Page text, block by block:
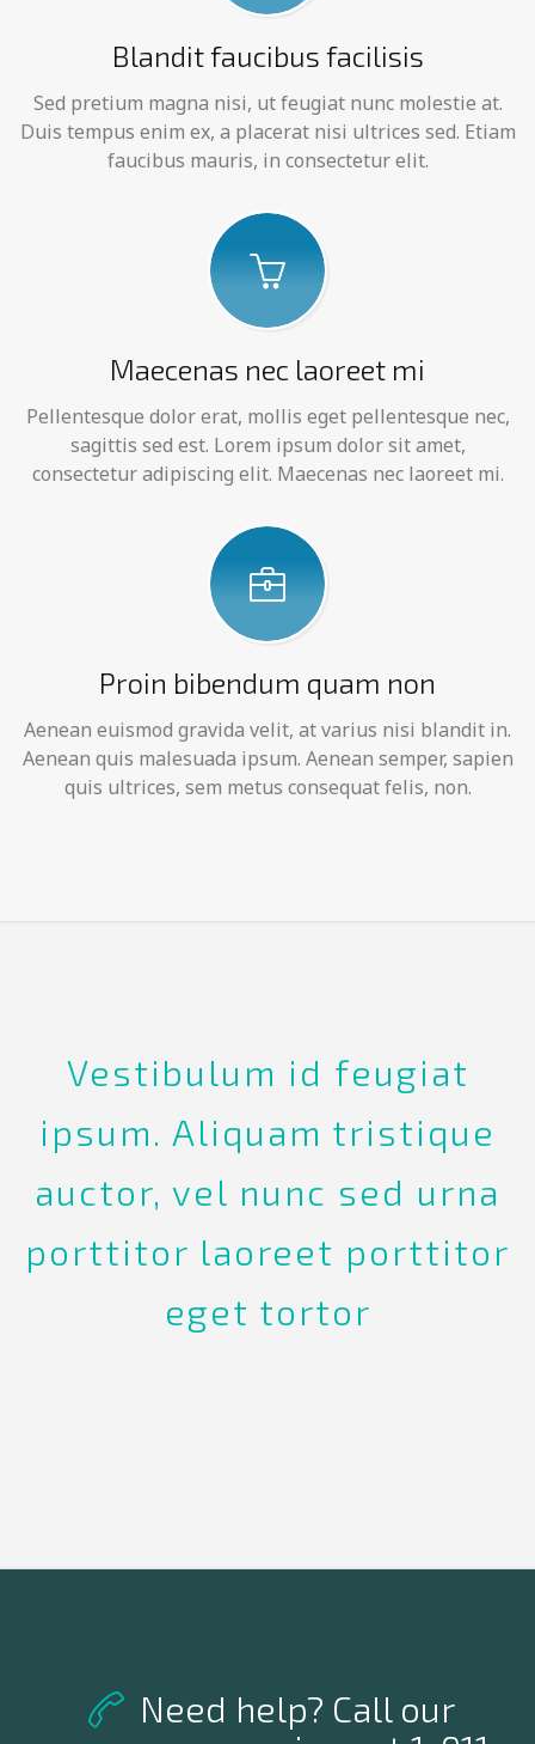
Blandit faucibus facilisis
Sed pretium magna nisi, ut feugiat nunc molestie at.
Duis tempus enim ex, a placerat nisi ultrices sed. Etiam
faucibus mauris, in consectetur elit.
Maecenas nec laoreet mi
Pellentesque dolor erat, mollis eget pellentesque nec,
sagittis sed est. Lorem ipsum dolor sit amet,
consectetur adipiscing elit. Maecenas nec laoreet mi.
Proin bibendum quam non
Aenean euismod gravida velit, at varius nisi blandit in.
Aenean quis malesuada ipsum. Aenean semper, sapien
quis ultrices, sem metus consequat felis, non.
Vestibulum id feugiat
ipsum. Aliquam tristique
auctor, vel nunc sed urna
porttitor laoreet porttitor
eget tortor
Need help? Call our